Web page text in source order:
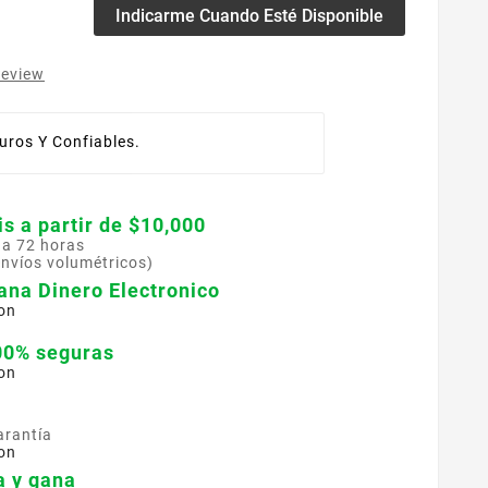
Indicarme Cuando Esté Disponible
Y Confiables.
a partir de $10,000
72 horas
volumétricos)
Dinero Electronico
seguras
y gana